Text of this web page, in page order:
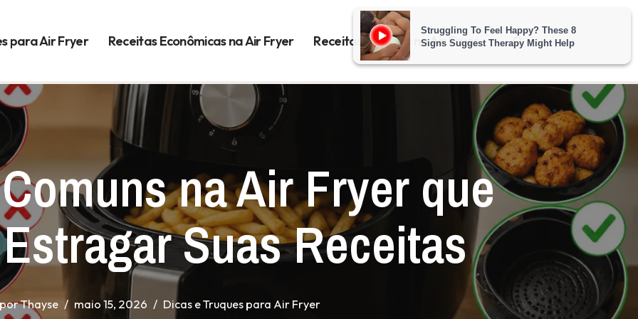
para Air Fryer Receitas Econômicas na Air Fryer Receitas Rápidas na Air Fryer
na Air Fryer que
Suas Receitas
porThayse maio 15, 2026 Dicas e Truques para Air Fryer